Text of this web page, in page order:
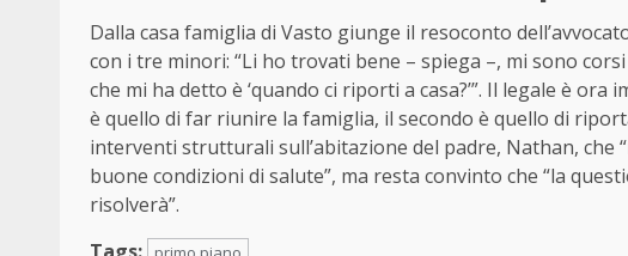
Dalla casa famiglia di Vasto giunge il resoconto
con i tre minori: “Li ho trovati bene – spiega –, mi sono
che mi ha detto è ‘quando ci riporti a casa?’”. Il legale è
è quello di far riunire la famiglia, il secondo è quello di
interventi strutturali sull’abitazione del padre, Nathan, che
buone condizioni di salute”, ma resta convinto che “la
risolverà”.